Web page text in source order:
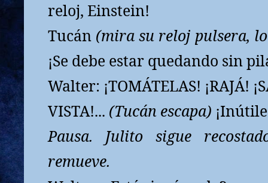
reloj, Einstein!
Tucán (mira su reloj pulsera,
¡Se debe estar quedando sin
Walter: ¡TOMÁTELAS! ¡RAJÁ!
VISTA!... (Tucán escapa)
Pausa. Julito sigue
remueve.